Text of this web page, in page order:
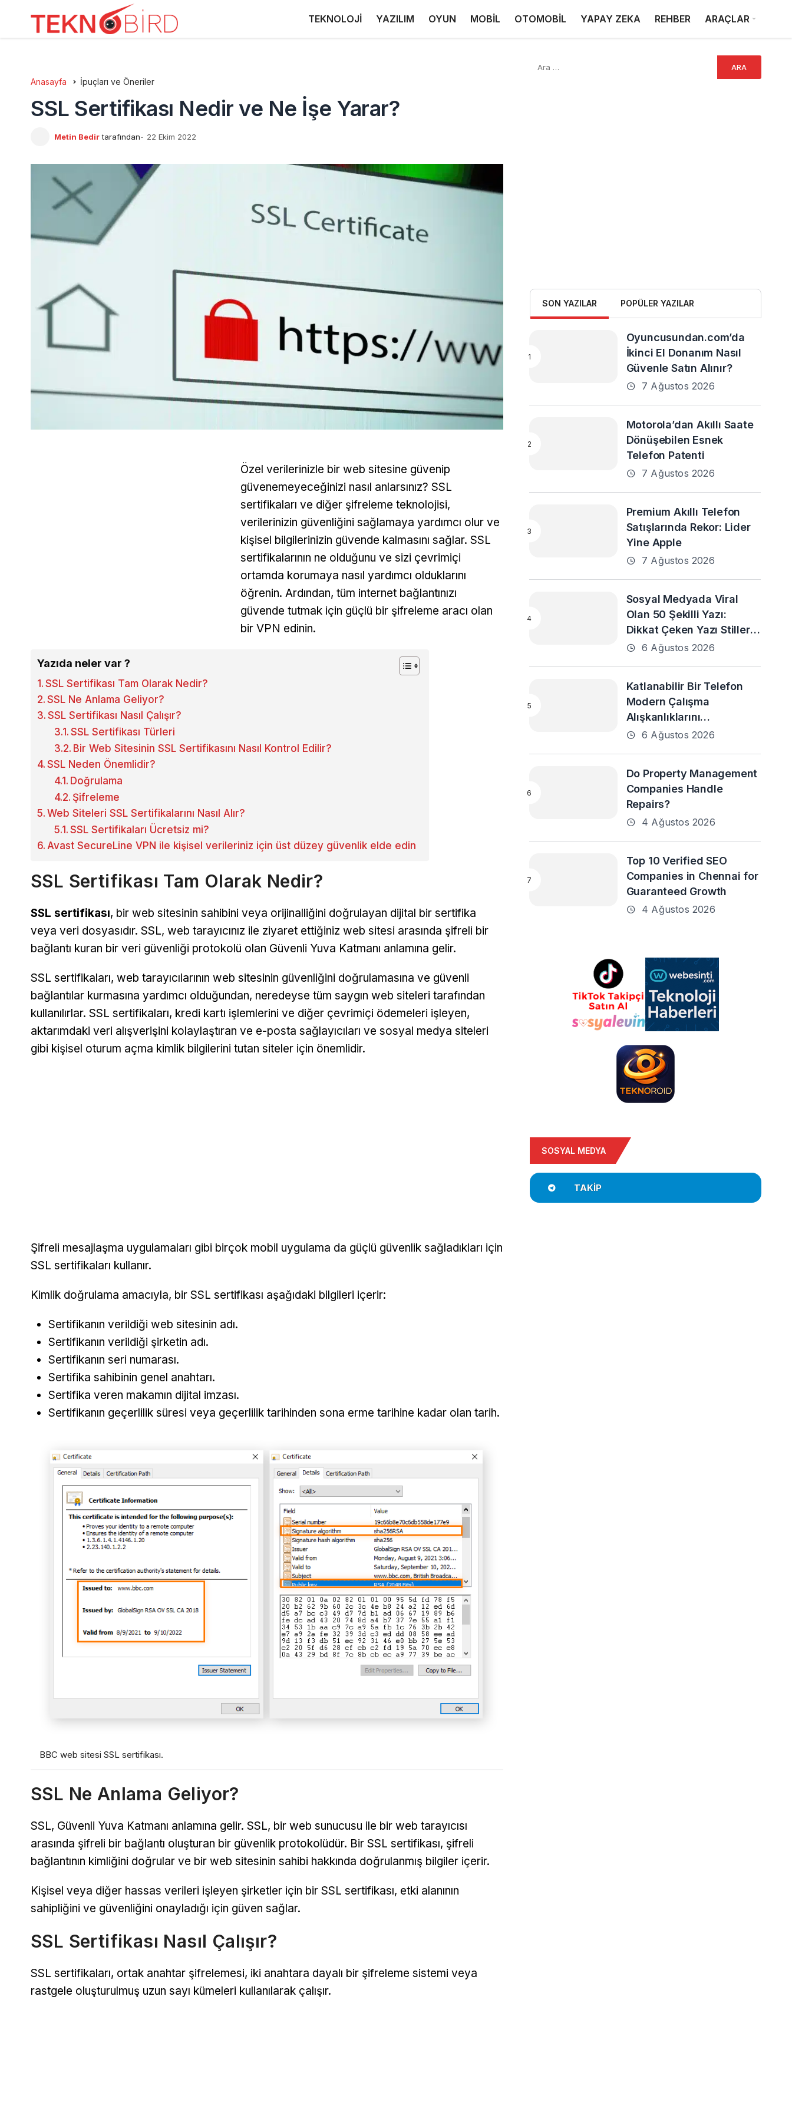
TEKNOLOJİ YAZILIM OYUN MOBİL OTOMOBİL YAPAY ZEKA REHBER ARAÇLAR
Anasayfa İpuçları ve Öneriler
SSL Sertifikası Nedir ve Ne İşe Yarar?
Metin Bedir tarafından 22 Ekim 2022
Özel verilerinizle bir web sitesine güvenip
güvenemeyeceğinizi nasıl anlarsınız? SSL
sertifikaları ve diğer şifreleme teknolojisi,
verilerinizin güvenliğini sağlamaya yardımcı olur ve
kişisel bilgilerinizin güvende kalmasını sağlar. SSL
sertifikalarının ne olduğunu ve sizi çevrimiçi
ortamda korumaya nasıl yardımcı olduklarını
öğrenin. Ardından, tüm internet bağlantınızı
güvende tutmak için güçlü bir şifreleme aracı olan
bir VPN edinin.
Yazıda neler var ?
SSL Sertifikası Tam Olarak Nedir?
SSL Ne Anlama Geliyor?
SSL Sertifikası Nasıl Çalışır?
SSL Sertifikası Türleri
Bir Web Sitesinin SSL Sertifikasını Nasıl Kontrol Edilir?
SSL Neden Önemlidir?
Doğrulama
Şifreleme
Web Siteleri SSL Sertifikalarını Nasıl Alır?
SSL Sertifikaları Ücretsiz mi?
Avast SecureLine VPN ile kişisel verileriniz için üst düzey güvenlik elde edin
SSL Sertifikası Tam Olarak Nedir?
SSL sertifikası, bir web sitesinin sahibini veya orijinalliğini doğrulayan dijital bir sertifika
veya veri dosyasıdır. SSL, web tarayıcınız ile ziyaret ettiğiniz web sitesi arasında şifreli bir
bağlantı kuran bir veri güvenliği protokolü olan Güvenli Yuva Katmanı anlamına gelir.
SSL sertifikaları, web tarayıcılarının web sitesinin güvenliğini doğrulamasına ve güvenli
bağlantılar kurmasına yardımcı olduğundan, neredeyse tüm saygın web siteleri tarafından
kullanılırlar. SSL sertifikaları, kredi kartı işlemlerini ve diğer çevrimiçi ödemeleri işleyen,
aktarımdaki veri alışverişini kolaylaştıran ve e-posta sağlayıcıları ve sosyal medya siteleri
gibi kişisel oturum açma kimlik bilgilerini tutan siteler için önemlidir.
Şifreli mesajlaşma uygulamaları gibi birçok mobil uygulama da güçlü güvenlik sağladıkları için
SSL sertifikaları kullanır.
Kimlik doğrulama amacıyla, bir SSL sertifikası aşağıdaki bilgileri içerir:
Sertifikanın verildiği web sitesinin adı.
Sertifikanın verildiği şirketin adı.
Sertifikanın seri numarası.
Sertifika sahibinin genel anahtarı.
Sertifika veren makamın dijital imzası.
Sertifikanın geçerlilik süresi veya geçerlilik tarihinden sona erme tarihine kadar olan tarih.
BBC web sitesi SSL sertifikası.
SSL Ne Anlama Geliyor?
SSL, Güvenli Yuva Katmanı anlamına gelir. SSL, bir web sunucusu ile bir web tarayıcısı
arasında şifreli bir bağlantı oluşturan bir güvenlik protokolüdür. Bir SSL sertifikası, şifreli
bağlantının kimliğini doğrular ve bir web sitesinin sahibi hakkında doğrulanmış bilgiler içerir.
Kişisel veya diğer hassas verileri işleyen şirketler için bir SSL sertifikası, etki alanının
sahipliğini ve güvenliğini onayladığı için güven sağlar.
SSL Sertifikası Nasıl Çalışır?
SSL sertifikaları, ortak anahtar şifrelemesi, iki anahtara dayalı bir şifreleme sistemi veya
rastgele oluşturulmuş uzun sayı kümeleri kullanılarak çalışır.
SON YAZILAR POPÜLER YAZILAR
Oyuncusundan.com’da
İkinci El Donanım Nasıl
Güvenle Satın Alınır?
7 Ağustos 2026
Motorola’dan Akıllı Saate
Dönüşebilen Esnek
Telefon Patenti
7 Ağustos 2026
Premium Akıllı Telefon
Satışlarında Rekor: Lider
Yine Apple
7 Ağustos 2026
Sosyal Medyada Viral
Olan 50 Şekilli Yazı:
Dikkat Çeken Yazı Stilleri
ve En Popüler Örnekler
6 Ağustos 2026
Katlanabilir Bir Telefon
Modern Çalışma
Alışkanlıklarını
Destekleyebilir mi?
6 Ağustos 2026
Do Property Management
Companies Handle
Repairs?
4 Ağustos 2026
Top 10 Verified SEO
Companies in Chennai for
Guaranteed Growth
4 Ağustos 2026
SOSYAL MEDYA
TAKIP